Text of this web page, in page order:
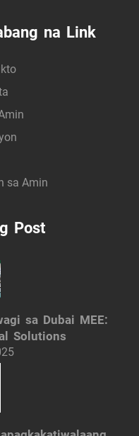
na Link
sa Amin
Post
sa Dubai MEE:
Solutions